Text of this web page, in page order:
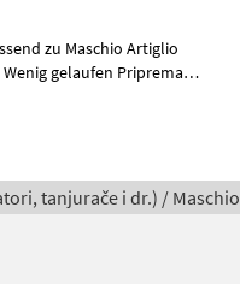
Priprema/
tanjurače i dr.) / Maschio